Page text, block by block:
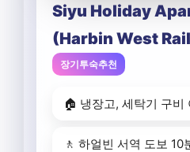
Siyu Holiday
(Harbin West
장기투숙추천
🏠 냉장고, 세탁기 구비
🚶 하얼빈 서역 도보 10